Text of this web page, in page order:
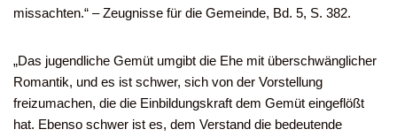
missachten.“ – Zeugnisse für die Gemeinde, Bd. 5, S. 382.
„Das jugendliche Gemüt umgibt die Ehe mit überschwänglicher
Romantik, und es ist schwer, sich von der Vorstellung
freizumachen, die die Einbildungskraft dem Gemüt eingeflößt
hat. Ebenso schwer ist es, dem Verstand die bedeutende